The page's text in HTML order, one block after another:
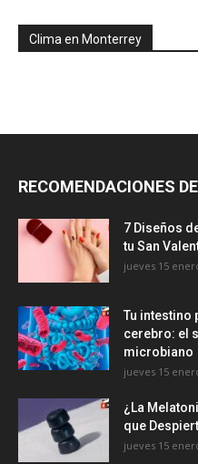
Clima en Monterrey
RECOMENDACIONES
7 Diseños
tu San
jueves 15
Tu intestino
cerebro: el
microbiano
jueves 15
¿La
que
jueves 15